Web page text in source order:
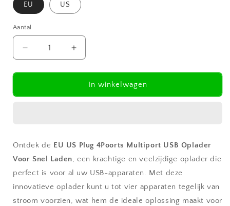
EU US
Aantal
Aantal
verlagen
voor
US
Oplader
Voor
Snel
Laden
Aantal
verhogen
voor
US
Oplader
Voor
Snel
Laden
In winkelwagen
Ontdek de EU US Plug 4Poorts Multiport USB Oplader
Voor Snel Laden, een krachtige en veelzijdige oplader die
perfect is voor al uw USB-apparaten. Met deze
innovatieve oplader kunt u tot vier apparaten tegelijk van
stroom voorzien, wat hem de ideale oplossing maakt voor